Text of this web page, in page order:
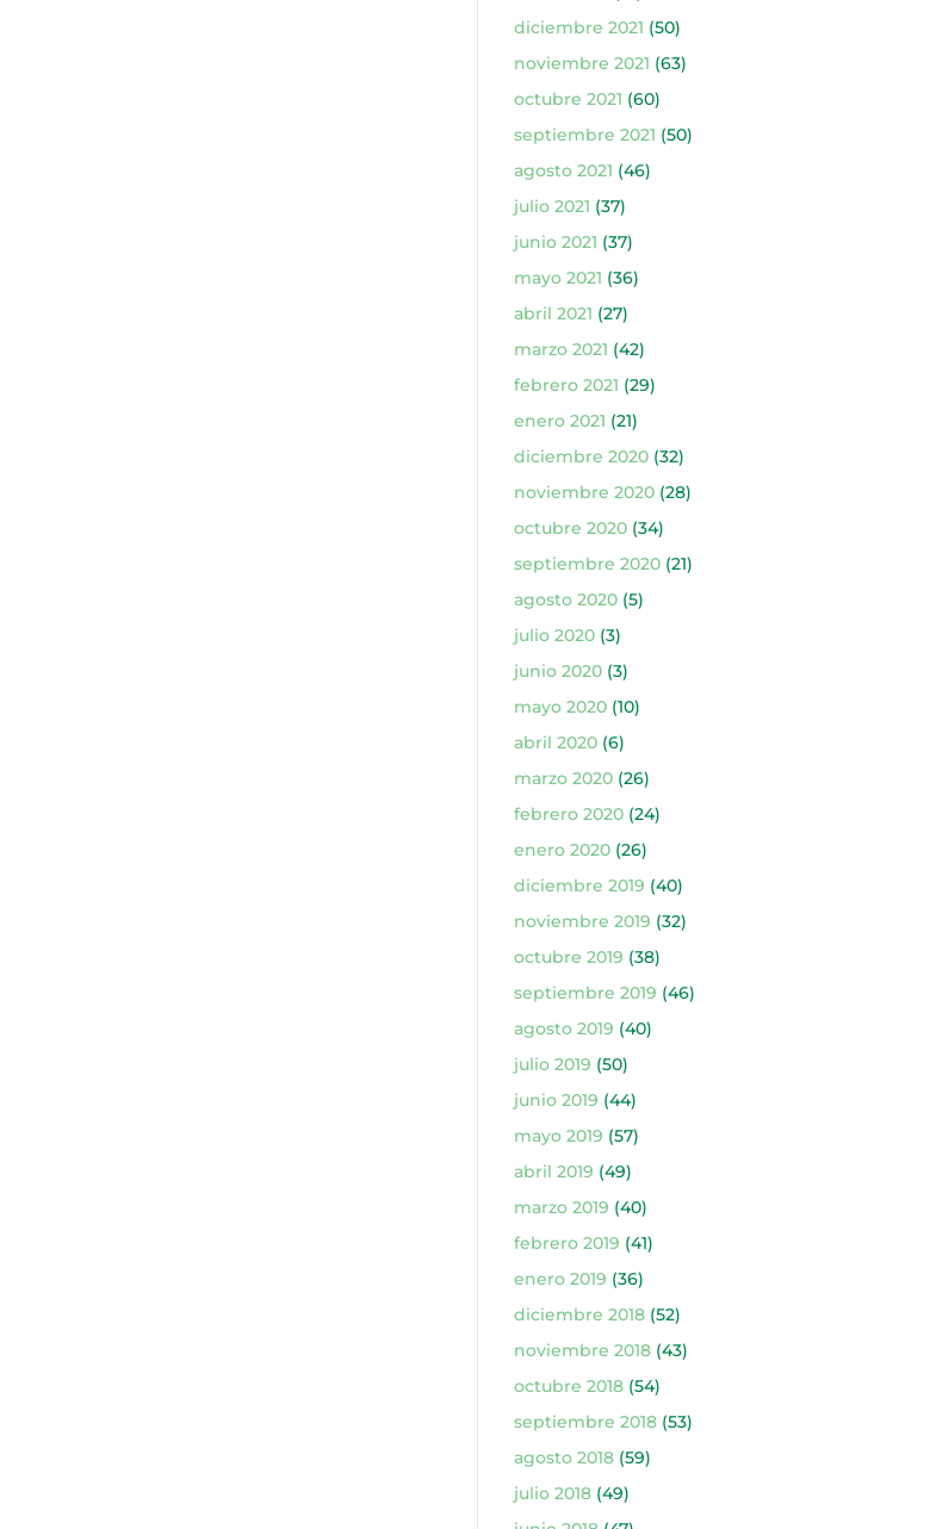
diciembre 2021 (50)
noviembre 2021 (63)
octubre 2021 (60)
septiembre 2021 (50)
agosto 2021 (46)
julio 2021 (37)
junio 2021 (37)
mayo 2021 (36)
abril 2021 (27)
marzo 2021 (42)
febrero 2021 (29)
enero 2021 (21)
diciembre 2020(32)
noviembre 2020(28)
octubre 2020(34)
septiembre 2020(21)
agosto 2020(5)
julio 2020(3)
junio 2020(3)
mayo 2020(10)
abril 2020(6)
marzo 2020(26)
febrero 2020(24)
enero 2020(26)
diciembre 2019 (40)
noviembre 2019 (32)
octubre 2019 (38)
septiembre 2019 (46)
agosto 2019 (40)
julio 2019 (50)
junio 2019 (44)
mayo 2019 (57)
abril 2019 (49)
marzo 2019 (40)
febrero 2019 (41)
enero 2019 (36)
diciembre 2018(52)
noviembre 2018(43)
octubre 2018(54)
septiembre 2018(53)
agosto 2018(59)
julio 2018(49)